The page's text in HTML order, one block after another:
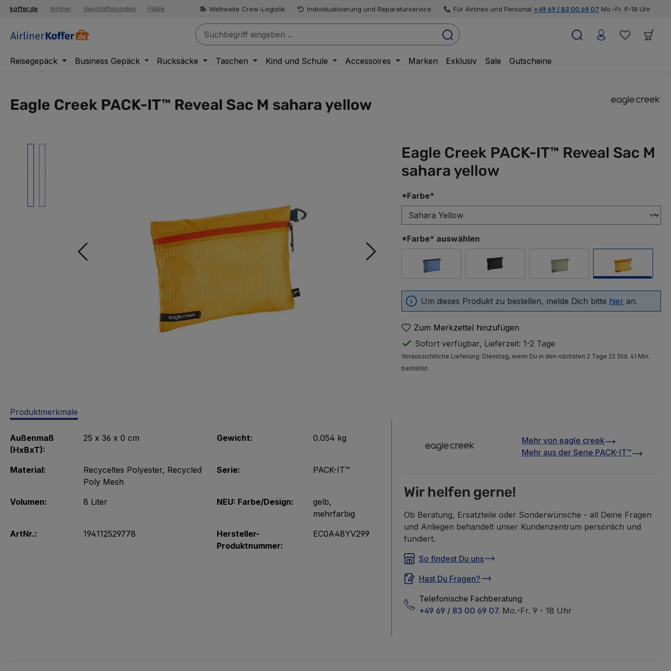
Zur Hauptnavigation springen
koffer.de Airliner Geschäftskunden Filiale Weltweite Crew-Logistik Individualisierung und Reparaturservice Für Airlines und Personal +49 69 / 83 00 69 07 Mo.-Fr. 9-18 Uhr
Reisegepäck Business Gepäck Rucksäcke Taschen Kind und Schule Accessoires Marken Exklusiv Sale Gutscheine
Eagle Creek PACK-IT™ Reveal Sac M sahara yellow
Eagle Creek PACK-IT™ Reveal Sac M
sahara yellow
*Farbe*
*Farbe* auswählen
Aizome Blue GreyBlack mossy green sahara
Um dieses Produkt zu bestellen, melde Dich bitte hier an.
Zum Merkzettel hinzufügen
Sofort verfügbar, Lieferzeit: 1-2 Tage
Voraussichtliche Lieferung: Dienstag, wenn Du in den nächsten 2 Tage 22 Std. 41 Min.
bestellst.
Produktmerkmale
Außenmaß
(HxBxT):
25 x 36 x 0 cm Gewicht: 0.054 kg
Material: Recyceltes Polyester, Recycled
Poly Mesh
Serie: PACK-IT™
Volumen: 8 Liter NEU: Farbe/Design: gelb,
mehrfarbig
ArtNr.:
194112529778
Hersteller-
Produktnummer:
EC0A48YV299
Mehr von eagle creek
Mehr aus der Serie PACK-IT™
Wir helfen gerne!
Ob Beratung, Ersatzteile oder Sonderwünsche - all Deine Fragen
und Anliegen behandelt unser Kundenzentrum persönlich und
fundiert.
So findest Du uns
Hast Du Fragen?
Telefonische Fachberatung
+49 69 / 83 00 69 07. Mo.-Fr. 9 - 18 Uhr